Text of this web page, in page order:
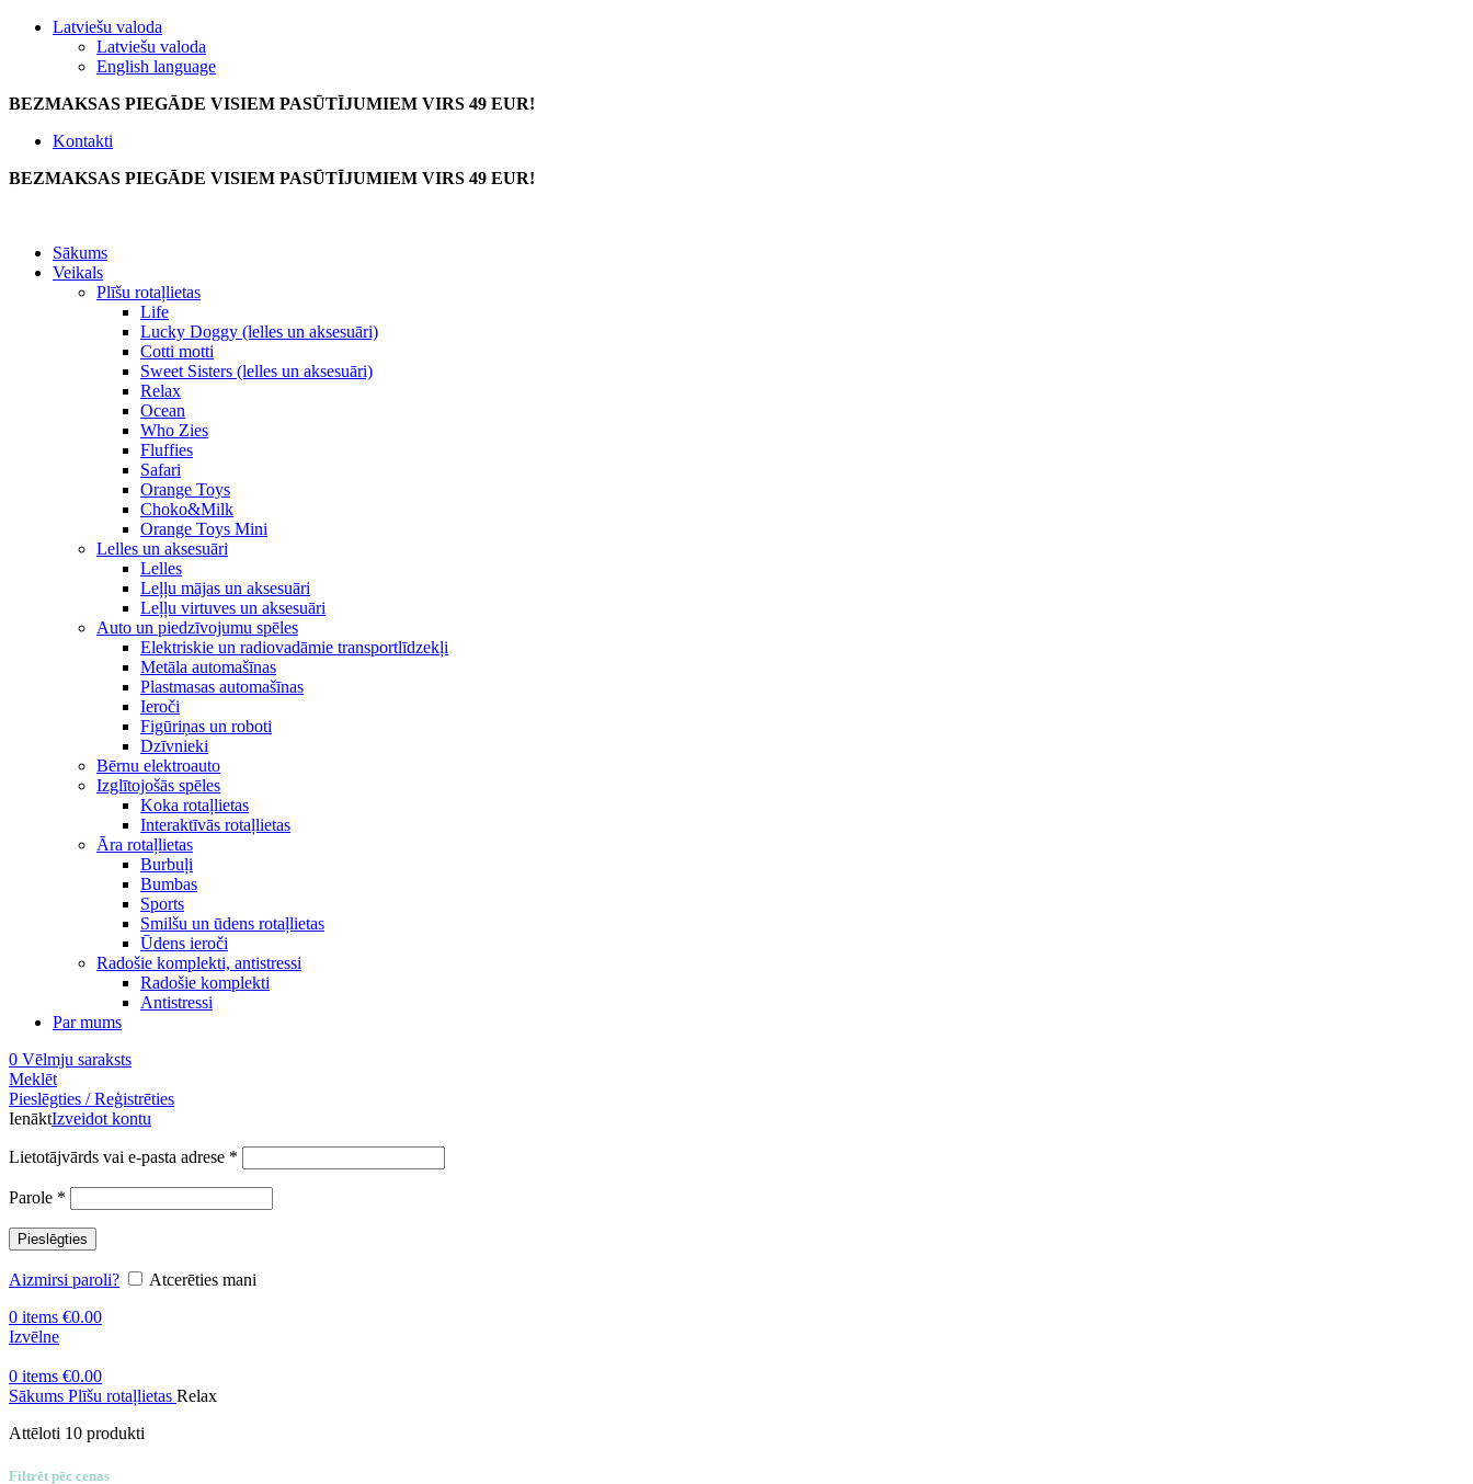
Latviešu valoda
Latviešu valoda
English language
BEZMAKSAS PIEGĀDE VISIEM PASŪTĪJUMIEM VIRS 49 EUR!
Kontakti
BEZMAKSAS PIEGĀDE VISIEM PASŪTĪJUMIEM VIRS 49 EUR!
Sākums
Veikals
Plīšu rotaļlietas
Life
Lucky Doggy (lelles un aksesuāri)
Cotti motti
Sweet Sisters (lelles un aksesuāri)
Relax
Ocean
Who Zies
Fluffies
Safari
Orange Toys
Choko&Milk
Orange Toys Mini
Lelles un aksesuāri
Lelles
Leļļu mājas un aksesuāri
Leļļu virtuves un aksesuāri
Auto un piedzīvojumu spēles
Elektriskie un radiovadāmie transportlīdzekļi
Metāla automašīnas
Plastmasas automašīnas
Ieroči
Figūriņas un roboti
Dzīvnieki
Bērnu elektroauto
Izglītojošās spēles
Koka rotaļlietas
Interaktīvās rotaļlietas
Āra rotaļlietas
Burbuļi
Bumbas
Sports
Smilšu un ūdens rotaļlietas
Ūdens ieroči
Radošie komplekti, antistressi
Radošie komplekti
Antistressi
Par mums
0 Vēlmju saraksts
Meklēt
Pieslēgties / Reģistrēties
IenāktIzveidot kontu
Lietotājvārds vai e-pasta adrese *
Parole *
Pieslēgties
Aizmirsi paroli?
Atcerēties mani
0 items €0.00
Izvēlne
0 items €0.00
Sākums Plīšu rotaļlietas Relax
Attēloti 10 produkti
Filtrēt pēc cenas